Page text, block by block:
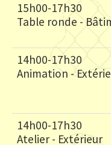
15h00-17h30
Table ronde -
14h00-17h30
Animation -
14h00-17h30
Atelier - Extérieur